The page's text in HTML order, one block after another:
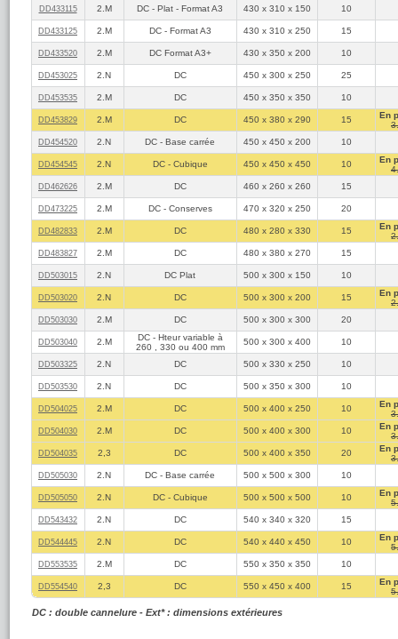
DD433115 2.M DC - Plat - Format A3 430 x 310 x 150 10
DD433125 2.M DC - Format A3 430 x 310 x 250 15
DD433520 2.M DC Format A3+ 430 x 350 x 200 10
DD453025 2.N DC 450 x 300 x 250 25
DD453535 2.M DC 450 x 350 x 350 10
DD453829 2.M DC 450 x 380 x 290 15
En
DD454520 2.N DC - Base carrée 450 x 450 x 200 10
DD454545 2.N DC - Cubique 450 x 450 x 450 10
En
DD462626 2.M DC 460 x 260 x 260 15
DD473225 2.M DC - Conserves 470 x 320 x 250 20
DD482833 2.M DC 480 x 280 x 330 15
En
DD483827 2.M DC 480 x 380 x 270 15
DD503015 2.N DC Plat 500 x 300 x 150 10
DD503020 2.N DC 500 x 300 x 200 15
En
DD503030 2.M DC 500 x 300 x 300 20
DD503040 2.M
DC - Hteur variable à
260 , 330 ou 400 mm
500 x 300 x 400 10
DD503325 2.N DC 500 x 330 x 250 10
DD503530 2.N DC 500 x 350 x 300 10
DD504025 2.M DC 500 x 400 x 250 10
En
DD504030 2.M DC 500 x 400 x 300 10
En
DD504035 2,3 DC 500 x 400 x 350 20
En
DD505030 2.N DC - Base carrée 500 x 500 x 300 10
DD505050 2.N DC - Cubique 500 x 500 x 500 10
En
DD543432 2.N DC 540 x 340 x 320 15
DD544445 2.N DC 540 x 440 x 450 10
En
DD553535 2.M DC 550 x 350 x 350 10
DD554540 2,3 DC 550 x 450 x 400 15
En
DC : double cannelure - Ext* : dimensions extérieures